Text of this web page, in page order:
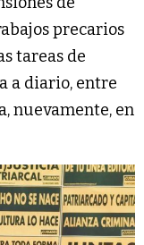
precarios
tareas de
a diario, entre
nuevamente, en